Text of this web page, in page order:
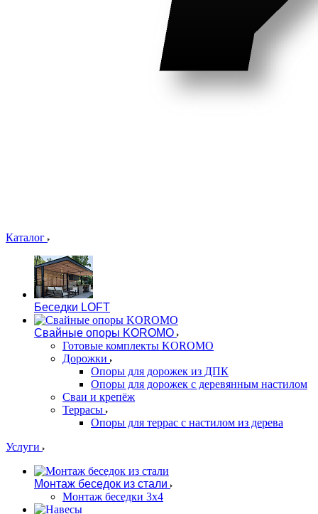
Каталог
Беседки LOFT
Свайные опоры KOROMO
Готовые комплекты KOROMO
Дорожки
Опоры для дорожек из ДПК
Опоры для дорожек с деревянным настилом
Сваи и крепёж
Террасы
Опоры для террас с настилом из дерева
Услуги
Монтаж беседок из стали
Монтаж беседки 3х4